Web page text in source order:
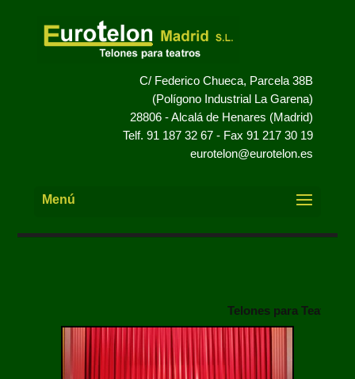
C/ Federico Chueca, Parcela 38B
(Polígono Industrial La Garena)
28806 - Alcalá de Henares (Madrid)
Telf. 91 187 32 67 - Fax 91 217 30 19
eurotelon@eurotelon.es
Telones para Teatros.